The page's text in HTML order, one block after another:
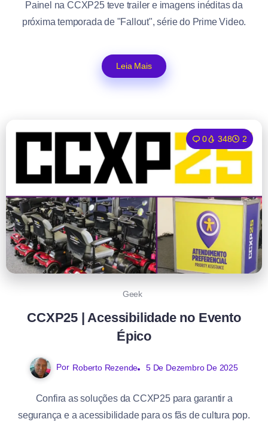
Painel na CCXP25 teve trailer e imagens inéditas da
próxima temporada de "Fallout", série do Prime Video.
Leia Mais
0 348 2
Geek
CCXP25 | Acessibilidade no Evento
Épico
Por Roberto Rezende 5 De Dezembro De 2025
Confira as soluções da CCXP25 para garantir a
segurança e a acessibilidade para os fãs de cultura pop.